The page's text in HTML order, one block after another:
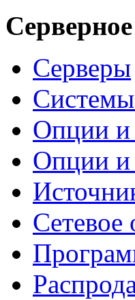
Серверы
Опции и
Опции и
Сетевое